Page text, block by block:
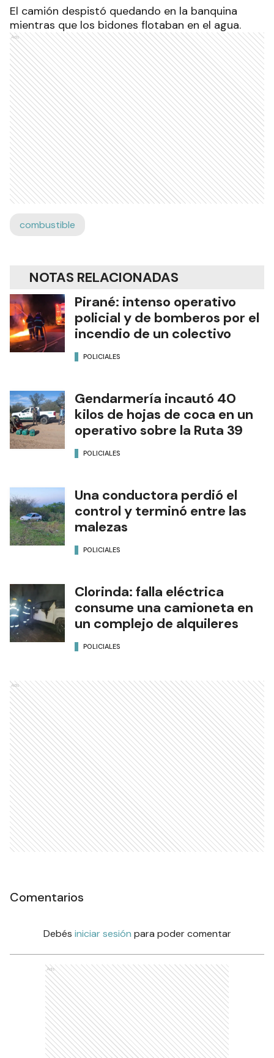
El camión despistó quedando en la banquina
mientras que los bidones flotaban en el agua.
Ads
combustible
NOTAS RELACIONADAS
Pirané: intenso operativo
policial y de bomberos por el
incendio de un colectivo
POLICIALES
Gendarmería incautó 40
kilos de hojas de coca en un
operativo sobre la Ruta 39
POLICIALES
Una conductora perdió el
control y terminó entre las
malezas
POLICIALES
Clorinda: falla eléctrica
consume una camioneta en
un complejo de alquileres
POLICIALES
Ads
Comentarios
Debés iniciar sesión para poder comentar
Ads